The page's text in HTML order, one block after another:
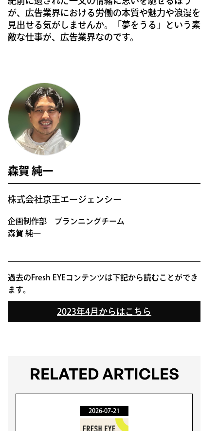
森賀 純一
株式会社京王エージェンシー
企画制作部 プランニングチーム
森賀 純一
過去のFresh EYEコンテンツは下記から読むことができ
ます。
2023年4月からはこちら
が、広告業界における労働の本質や魅力や浪漫を
見出せる気がしませんか。「夢をうる」という素
敵な仕事が、広告業界なのです。
RELATED ARTICLES
2026-07-21